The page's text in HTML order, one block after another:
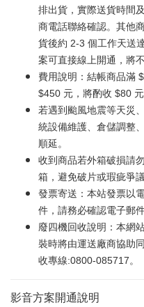
排出貨，實際送貨時間
商電話聯絡確認。其他
貨後約 2-3 個工作天送
案可直接線上開通，將
費用說明：結帳商品滿
$450 元，將酌收 $80 元
若遇到颱風地震等天災
統設備維護、倉儲調整
順延。
收到商品若外箱破損請
箱，避免破片或瑕疵爭議
發票寄送：本站發票以
件，請務必確認電子郵
廢四機回收說明：本網
裝時將由運送廠商協助
收專線:0800-085717。
影音方案開通說明